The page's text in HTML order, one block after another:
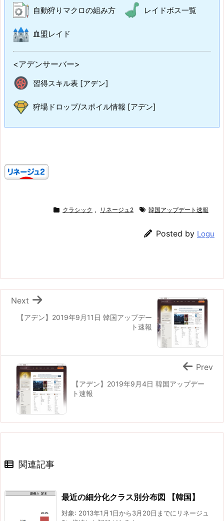
自動狩りマクロの組み方 レイドボス一覧
血盟レイド
<アデンサーバー>
習得スキル表 [アデン]
狩場ドロップ/スポイル情報 [アデン]
クラシック , リネージュ2 韓国アップデート速報
Posted by Logu
【アデン】2019年9月11日 韓国アップデー
ト速報
Next
【アデン】2019年9月4日 韓国アップデー
ト速報
Prev
関連記事
最近の細分化クラス別分布図 【韓国】
対象: 2013年1月1日から3月20日までにリネージュ